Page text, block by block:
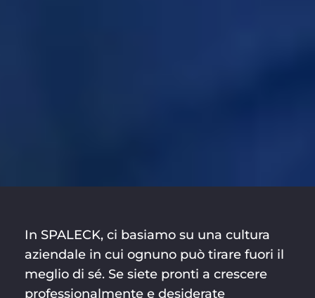
In SPALECK, ci basiamo su una cultura
aziendale in cui ognuno può tirare fuori il
meglio di sé. Se siete pronti a crescere
professionalmente e desiderate